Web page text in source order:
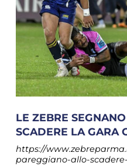
LE ZEBRE
SCADERE LA GARA
https://
pareggiano-allo-